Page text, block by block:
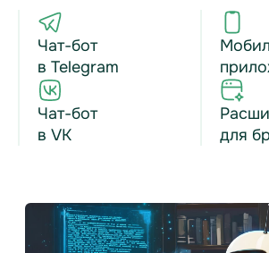
Чат-бот
в Telegram
Чат-бот
в VK
для